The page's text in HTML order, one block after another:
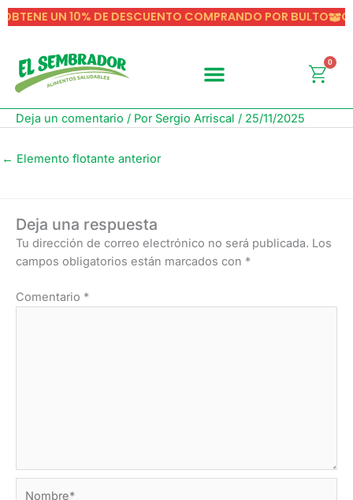
OBTENE UN 10% DE DESCUENTO COMPRANDO POR BULTO
al
0
Deja un comentario / Por Sergio Arriscal / 25/11/2025
← Elemento flotante anterior
Deja una respuesta
Tu dirección de correo electrónico no será publicada. Los
campos obligatorios están marcados con *
Comentario *